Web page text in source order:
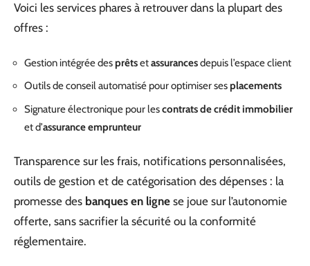
Voici les services phares à retrouver dans la plupart des
offres :
Gestion intégrée desprêtsetassurancesdepuis l’espace client
Outils de conseil automatisé pour optimiser sesplacements
Signature électronique pour lescontrats de crédit immobilier
et d’assurance emprunteur
Transparence sur les frais, notifications personnalisées,
outils de gestion et de catégorisation des dépenses : la
promesse des banques en ligne se joue sur l’autonomie
offerte, sans sacrifier la sécurité ou la conformité
réglementaire.